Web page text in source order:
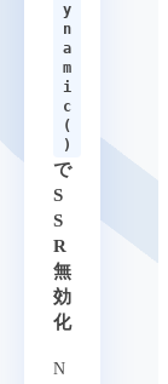
y
n
a
m
i
c
(
)
で
S
S
R
無
効
化
N